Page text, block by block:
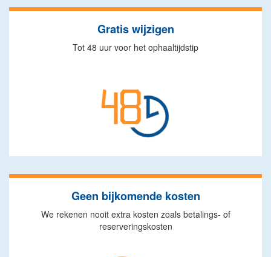
Gratis wijzigen
Tot 48 uur voor het ophaaltijdstip
Geen bijkomende kosten
We rekenen nooit extra kosten zoals betalings- of
reserveringskosten